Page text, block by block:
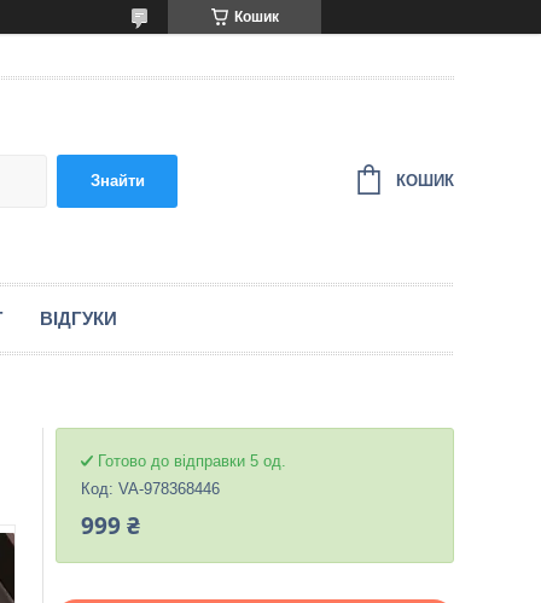
Кошик
Знайти КОШИК
ВІДГУКИ
Готово до відправки 5 од.
Код: VA-978368446
999 ₴